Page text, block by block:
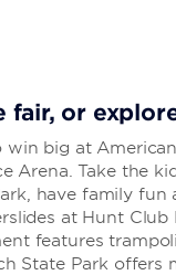
or
win big at
Arena. Take the
have family fun
at Hunt Club
features
State Park offers